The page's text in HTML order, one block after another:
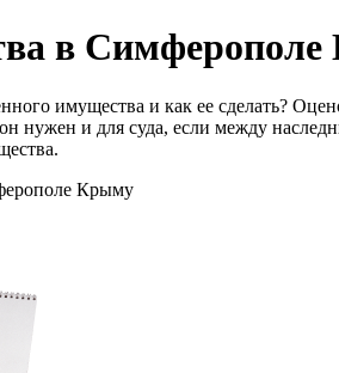
в
имущества и как ее сделать?
нужен и для суда, если между